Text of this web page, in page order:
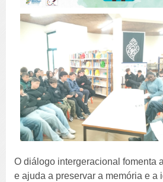
O diálogo intergeracional fomenta
e ajuda a preservar a memória e